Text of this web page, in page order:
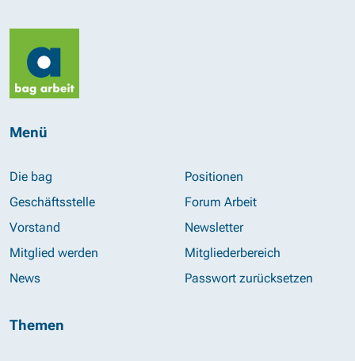
Menü
Die bag
Geschäftsstelle
Vorstand
Mitglied werden
News
Positionen
Forum Arbeit
Newsletter
Mitgliederbereich
Passwort zurücksetzen
Themen